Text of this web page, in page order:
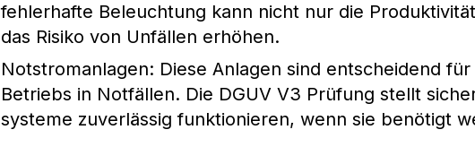
fehlerhafte Beleuchtung kann nicht nur die
das Risiko von Unfällen erhöhen.
Notstromanlagen: Diese Anlagen sind entscheidend
Betriebs in Notfällen. Die DGUV V3 Prüfung stellt
systeme zuverlässig funktionieren, wenn sie benötigt